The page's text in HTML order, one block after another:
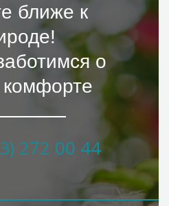
ближе к
о
272 00 44